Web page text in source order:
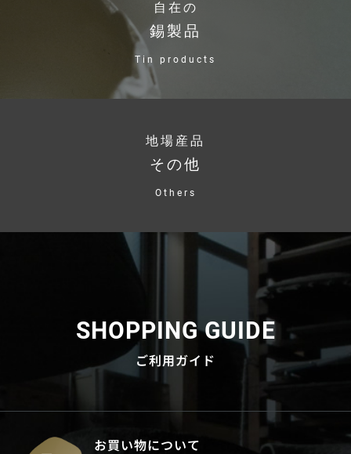
自在の
錫製品
Tin products
地場産品
その他
Others
SHOPPING GUIDE
ご利用ガイド
お買い物について